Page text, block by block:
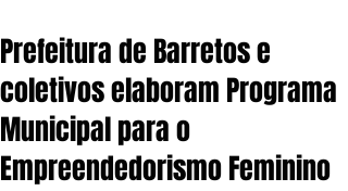
Prefeitura de Barretos e
coletivos elaboram Programa
Municipal para o
Empreendedorismo Feminino